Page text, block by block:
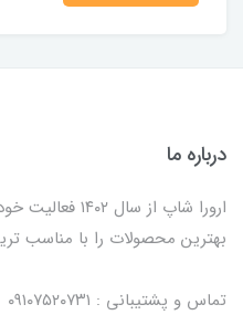
درباره ما
ارورا شاپ از
بهترین محصولات را با مناسب
تماس و پشتیبانی : ۰۹۱۰۷۵۲۰۷۳۱